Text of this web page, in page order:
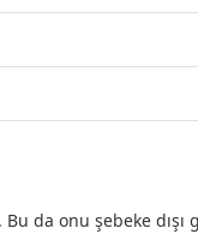
da onu şebeke